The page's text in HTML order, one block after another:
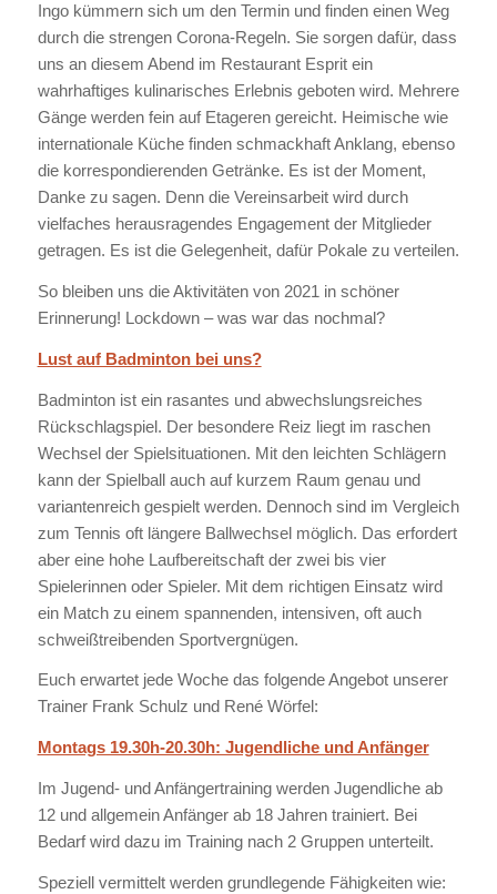
Ingo kümmern sich um den Termin und finden einen Weg
durch die strengen Corona-Regeln. Sie sorgen dafür, dass
uns an diesem Abend im Restaurant Esprit ein
wahrhaftiges kulinarisches Erlebnis geboten wird. Mehrere
Gänge werden fein auf Etageren gereicht. Heimische wie
internationale Küche finden schmackhaft Anklang, ebenso
die korrespondierenden Getränke. Es ist der Moment,
Danke zu sagen. Denn die Vereinsarbeit wird durch
vielfaches herausragendes Engagement der Mitglieder
getragen. Es ist die Gelegenheit, dafür Pokale zu verteilen.
So bleiben uns die Aktivitäten von 2021 in schöner
Erinnerung! Lockdown – was war das nochmal?
Lust auf Badminton bei uns?
Badminton ist ein rasantes und abwechslungsreiches
Rückschlagspiel. Der besondere Reiz liegt im raschen
Wechsel der Spielsituationen. Mit den leichten Schlägern
kann der Spielball auch auf kurzem Raum genau und
variantenreich gespielt werden. Dennoch sind im Vergleich
zum Tennis oft längere Ballwechsel möglich. Das erfordert
aber eine hohe Laufbereitschaft der zwei bis vier
Spielerinnen oder Spieler. Mit dem richtigen Einsatz wird
ein Match zu einem spannenden, intensiven, oft auch
schweißtreibenden Sportvergnügen.
Euch erwartet jede Woche das folgende Angebot unserer
Trainer Frank Schulz und René Wörfel:
Montags 19.30h-20.30h: Jugendliche und Anfänger
Im Jugend- und Anfängertraining werden Jugendliche ab
12 und allgemein Anfänger ab 18 Jahren trainiert. Bei
Bedarf wird dazu im Training nach 2 Gruppen unterteilt.
Speziell vermittelt werden grundlegende Fähigkeiten wie: